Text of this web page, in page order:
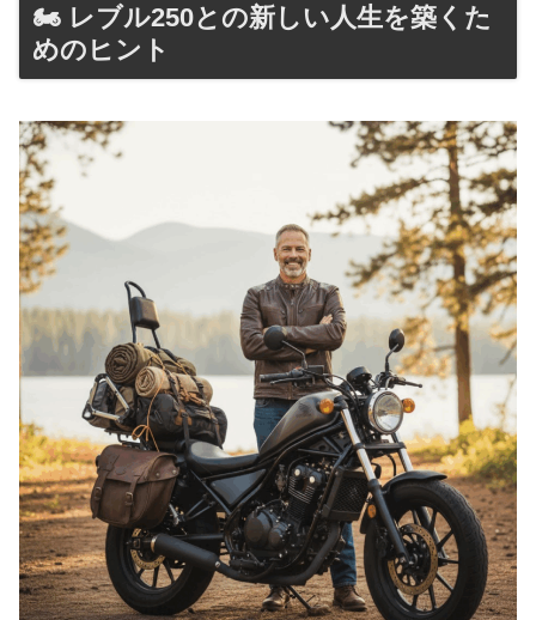
🏍️ レブル250との新しい人生を築くた
めのヒント